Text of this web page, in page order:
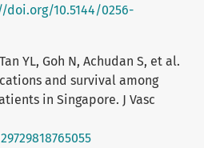
doi.org/10.5144/0256-
YL, Goh N, Achudan S, et al.
and survival among
in Singapore. J Vasc